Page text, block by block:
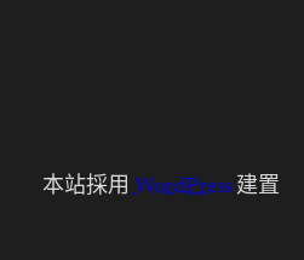
本站採用WordPress建置